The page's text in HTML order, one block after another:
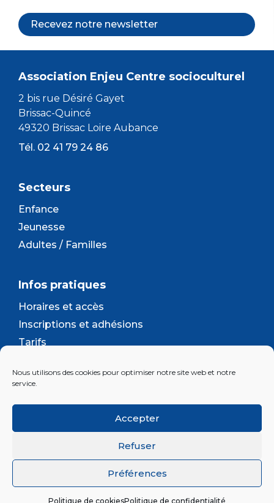
Nous utilisons des cookies pour optimiser notre site web et notre
service.
Accepter
Refuser
Préférences
Politique de cookiesPolitique de confidentialité
Recevez notre newsletter
Association Enjeu Centre socioculturel
2 bis rue Désiré Gayet
Brissac-Quincé
49320 Brissac Loire Aubance
Tél. 02 41 79 24 86
Secteurs
Enfance
Jeunesse
Adultes / Familles
Infos pratiques
Horaires et accès
Inscriptions et adhésions
Tarifs
Contact
Lettre d’information
Inscrivez-vous à la newsletter d'Enjeu
© 2026 Association Enjeu |Plan du site|Mentions
légales |Confidentialité |Cookies